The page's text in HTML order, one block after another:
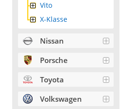
Vito
X-Klasse
Nissan
Porsche
Toyota
Volkswagen